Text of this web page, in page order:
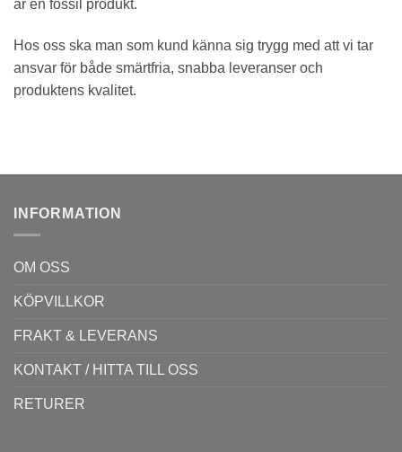
är en fossil produkt.
Hos oss ska man som kund känna sig trygg med att vi tar
ansvar för både smärtfria, snabba leveranser och
produktens kvalitet.
INFORMATION
OM OSS
KÖPVILLKOR
FRAKT & LEVERANS
KONTAKT / HITTA TILL OSS
RETURER